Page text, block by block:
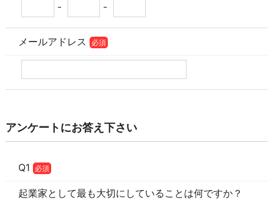
- -
メールアドレス 必須
アンケートにお答え下さい
Q1 必須
起業家として最も大切にしていることは何ですか？